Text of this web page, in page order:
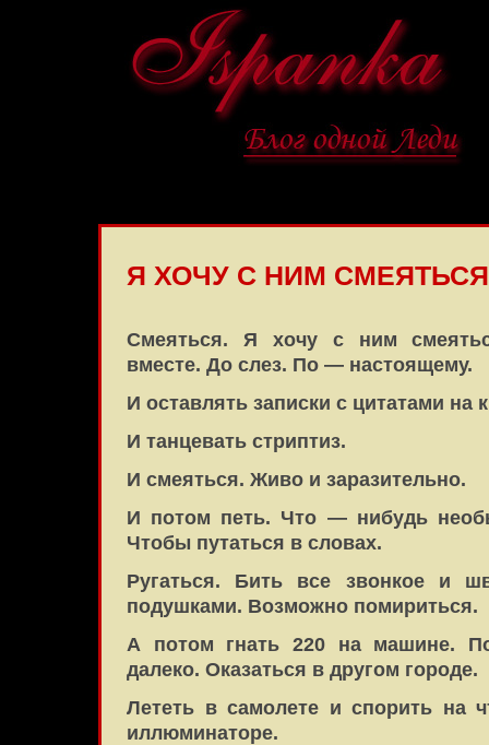
Я ХОЧУ С НИМ
Смеяться. Я хочу с ним
вместе. До слез. По — настоящему.
И оставлять записки с цитатами на
И танцевать стриптиз.
И смеяться. Живо и заразительно.
И потом петь. Что — нибудь
Чтобы путаться в словах.
Ругаться. Бить все звонкое и
подушками. Возможно помириться.
А потом гнать 220 на машине.
далеко. Оказаться в другом городе.
Лететь в самолете и спорить на
иллюминаторе.